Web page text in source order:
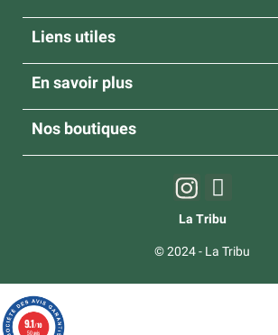
Liens utiles
En savoir plus
Nos boutiques
La Tribu
© 2024 - La Tribu
9.1/10
50 avis